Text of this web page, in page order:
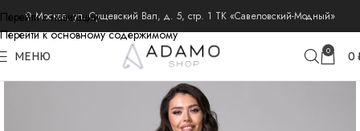
Перейти к навигации
Перейти к основному содержимому
⚲ Москва, ул. Сущевский Вал, д. 5, стр. 1 ТК «Савеловский-Модный»
МЕНЮ 0 0
главная пальто из шерсти альпака пальто альпака демисезонные